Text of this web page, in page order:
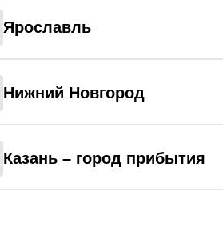
Ярославль
Нижний Новгород
Казань – город прибытия